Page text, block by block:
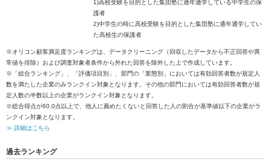
1)高校受験を目的とした集団塾に通年通学している中学生の保
護者
2)中学生の時に高校受験を目的とした集団塾に通年通学してい
た高校生の保護者
※オリコン顧客満足度ランキングは、データクリーニング（回収したデータから不正回答や異
常値を排除）および調査対象者条件から外れた回答を除外した上で作成しています。
※「総合ランキング」、「評価項目別」、部門の「業態別」においては有効回答者数が規定人
数を満たした企業のみランクイン対象となります。その他の部門においては有効回答者数が規
定人数の半数以上の企業がランクイン対象となります。
※総合得点が60.0点以上で、他人に薦めたくないと回答した人の割合が基準値以下の企業がラ
ンクイン対象となります。
≫ 詳細はこちら
過去ランキング